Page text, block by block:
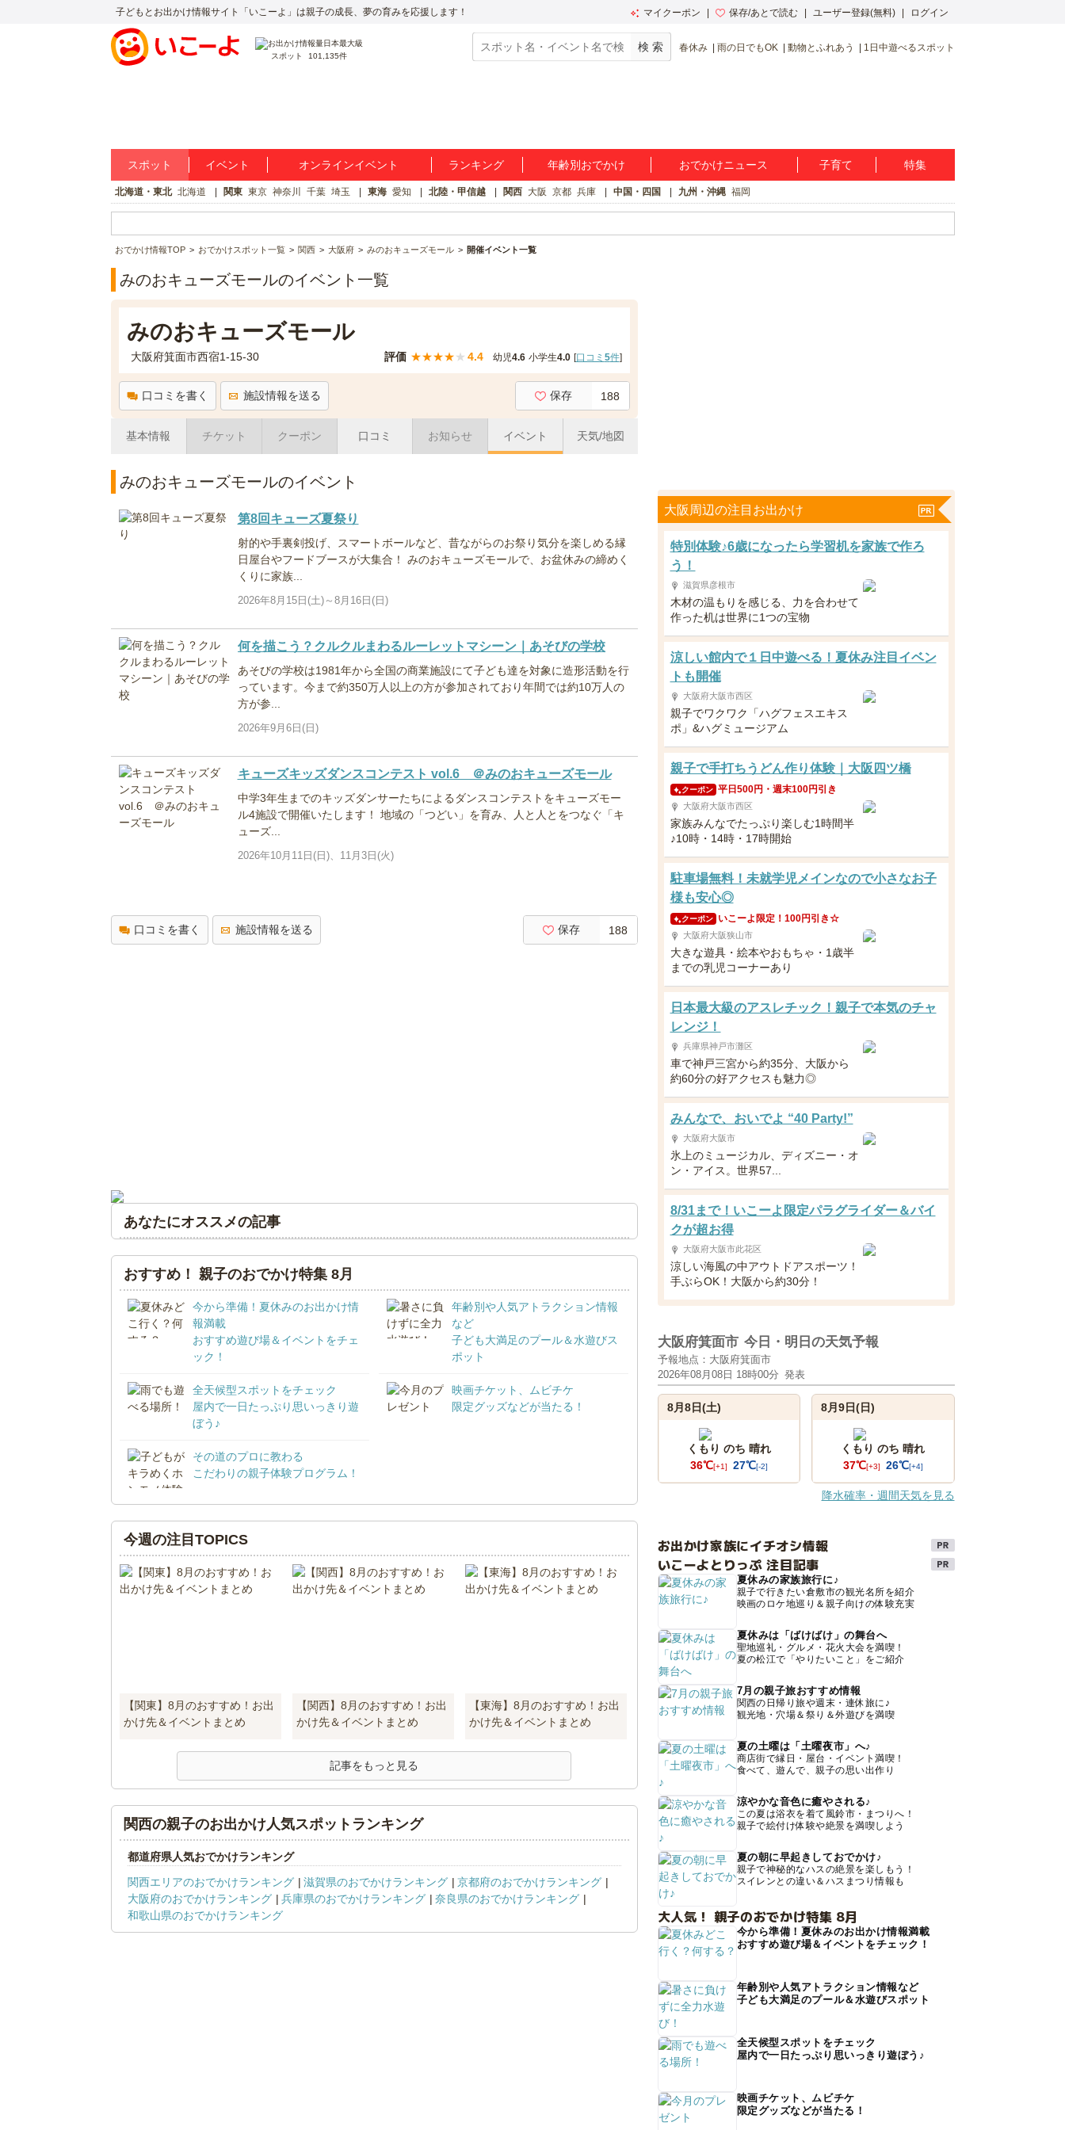
子どもとお出かけ情報サイト「いこーよ」は親子の成長、夢の育みを応援します！ マイクーポン 保存/あとで読む ユーザー登録(無料) ログイン
スポット 101,135件
春休み 雨の日でもOK 動物とふれあう 1日中遊べるスポット
スポット イベント オンラインイベント ランキング 年齢別おでかけ おでかけニュース 子育て 特集
北海道・東北 北海道 関東 東京 神奈川 千葉 埼玉 東海 愛知 北陸・甲信越 関西 大阪 京都 兵庫 中国・四国 九州・沖縄 福岡
おでかけ情報TOP おでかけスポット一覧 関西 大阪府 みのおキューズモール 開催イベント一覧
みのおキューズモールのイベント一覧
みのおキューズモール
大阪府箕面市西宿1-15-30 評価 ★★★★★ 4.4 幼児4.6 小学生4.0 [口コミ 5件]
口コミを書く 施設情報を送る 保存 188
基本情報 チケット クーポン 口コミ お知らせ イベント 天気/地図
みのおキューズモールのイベント
第8回キューズ夏祭り
射的や手裏剣投げ、スマートボールなど、昔ながらのお祭り気分を楽しめる縁
日屋台やフードブースが大集合！ みのおキューズモールで、お盆休みの締めく
くりに家族...
2026年8月15日(土)～8月16日(日)
何を描こう？クルクルまわるルーレットマシーン｜あそびの学校
あそびの学校は1981年から全国の商業施設にて子ども達を対象に造形活動を行
っています。今まで約350万人以上の方が参加されており年間では約10万人の
方が参...
2026年9月6日(日)
キューズキッズダンスコンテスト vol.6 ＠みのおキューズモール
中学3年生までのキッズダンサーたちによるダンスコンテストをキューズモー
ル4施設で開催いたします！ 地域の「つどい」を育み、人と人とをつなぐ「キ
ューズ...
2026年10月11日(日)、11月3日(火)
口コミを書く 施設情報を送る 保存 188
あなたにオススメの記事
おすすめ！ 親子のおでかけ特集 8月
今から準備！夏休みのお出かけ情
報満載
おすすめ遊び場＆イベントをチェ
ック！
年齢別や人気アトラクション情報
など
子ども大満足のプール＆水遊びス
ポット
全天候型スポットをチェック
屋内で一日たっぷり思いっきり遊
ぼう♪
映画チケット、ムビチケ
限定グッズなどが当たる！
その道のプロに教わる
こだわりの親子体験プログラム！
今週の注目TOPICS
【関東】8月のおすすめ！お出
かけ先＆イベントまとめ
【関西】8月のおすすめ！お出
かけ先＆イベントまとめ
【東海】8月のおすすめ！お出
かけ先＆イベントまとめ
記事をもっと見る
関西の親子のお出かけ人気スポットランキング
都道府県人気おでかけランキング
関西エリアのおでかけランキング
滋賀県のおでかけランキング
京都府のおでかけランキング
大阪府のおでかけランキング
兵庫県のおでかけランキング
奈良県のおでかけランキング
和歌山県のおでかけランキング
大阪周辺の注目お出かけ
特別体験♪6歳になったら学習机を家族で作ろ
う！
滋賀県彦根市
木材の温もりを感じる、力を合わせて
作った机は世界に1つの宝物
涼しい館内で１日中遊べる！夏休み注目イベン
トも開催
大阪府大阪市西区
親子でワクワク「ハグフェスエキス
ポ」&ハグミュージアム
親子で手打ちうどん作り体験｜大阪四ツ橋
クーポン 平日500円・週末100円引き
大阪府大阪市西区
家族みんなでたっぷり楽しむ1時間半
♪10時・14時・17時開始
駐車場無料！未就学児メインなので小さなお子
様も安心◎
クーポン いこーよ限定！100円引き☆
大阪府大阪狭山市
大きな遊具・絵本やおもちゃ・1歳半
までの乳児コーナーあり
日本最大級のアスレチック！親子で本気のチャ
レンジ！
兵庫県神戸市灘区
車で神戸三宮から約35分、大阪から
約60分の好アクセスも魅力◎
みんなで、おいでよ “40 Party!”
大阪府大阪市
氷上のミュージカル、ディズニー・オ
ン・アイス。世界57...
8/31まで！いこーよ限定パラグライダー＆バイ
クが超お得
大阪府大阪市此花区
涼しい海風の中アウトドアスポーツ！
手ぶらOK！大阪から約30分！
大阪府箕面市 今日・明日の天気予報
予報地点：大阪府箕面市
2026年08月08日 18時00分 発表
8月8日(土)
くもり のち 晴れ
36℃[+1] 27℃[-2]
8月9日(日)
くもり のち 晴れ
37℃[+3] 26℃[+4]
降水確率・週間天気を見る
お出かけ家族にイチオシ情報
いこーよとりっぷ 注目記事
夏休みの家族旅行に♪
親子で行きたい倉敷市の観光名所を紹介
映画のロケ地巡り＆親子向けの体験充実
夏休みは「ばけばけ」の舞台へ
聖地巡礼・グルメ・花火大会を満喫！
夏の松江で「やりたいこと」をご紹介
7月の親子旅おすすめ情報
関西の日帰り旅や週末・連休旅に♪
観光地・穴場＆祭り＆外遊びを満喫
夏の土曜は「土曜夜市」へ♪
商店街で縁日・屋台・イベント満喫！
食べて、遊んで、親子の思い出作り
涼やかな音色に癒やされる♪
この夏は浴衣を着て風鈴市・まつりへ！
親子で絵付け体験や絶景を満喫しよう
夏の朝に早起きしておでかけ♪
親子で神秘的なハスの絶景を楽しもう！
スイレンとの違い＆ハスまつり情報も
大人気！ 親子のおでかけ特集 8月
今から準備！夏休みのお出かけ情報満載
おすすめ遊び場＆イベントをチェック！
年齢別や人気アトラクション情報など
子ども大満足のプール＆水遊びスポット
全天候型スポットをチェック
屋内で一日たっぷり思いっきり遊ぼう♪
映画チケット、ムビチケ
限定グッズなどが当たる！